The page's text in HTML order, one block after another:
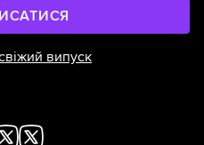
випуск